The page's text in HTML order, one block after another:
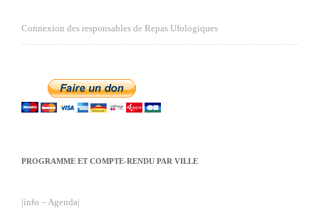
Connexion des responsables de Repas Ufologiques
PROGRAMME ET COMPTE-RENDU PAR VILLE
|info – Agenda|